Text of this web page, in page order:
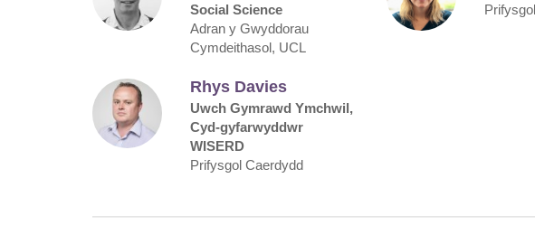
Social Science
Adran y Gwyddorau
Cymdeithasol, UCL
Rhys Davies
Uwch Gymrawd Ymchwil,
Cyd-gyfarwyddwr
WISERD
Prifysgol Caerdydd